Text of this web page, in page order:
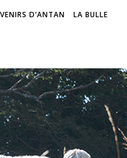
D’ANTAN LA BULLE